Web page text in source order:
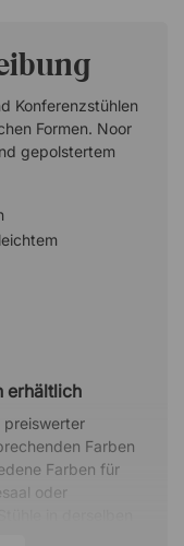
Konferenzstühlen
Formen. Noor
gepolstertem
erhältlich
preiswerter
Farben
Farben für
oder